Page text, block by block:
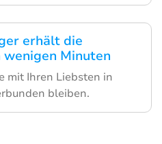
erhält die
Minuten
mit Ihren Liebsten in
bleiben.